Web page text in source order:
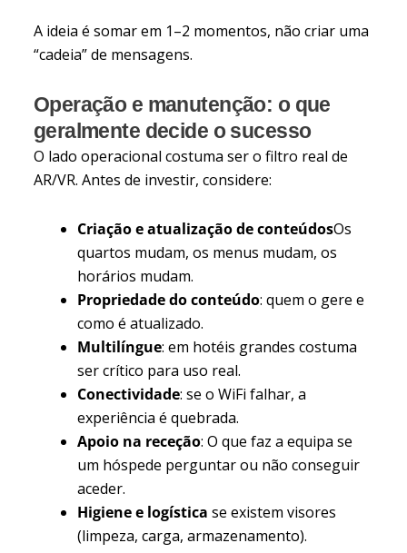
A ideia é somar em 1–2 momentos, não criar uma
“cadeia” de mensagens.
Operação e manutenção: o que
geralmente decide o sucesso
O lado operacional costuma ser o filtro real de
AR/VR. Antes de investir, considere:
Criação e atualização de conteúdosOs
quartos mudam, os menus mudam, os
horários mudam.
Propriedade do conteúdo: quem o gere e
como é atualizado.
Multilíngue: em hotéis grandes costuma
ser crítico para uso real.
Conectividade: se o WiFi falhar, a
experiência é quebrada.
Apoio na receção: O que faz a equipa se
um hóspede perguntar ou não conseguir
aceder.
Higiene e logística se existem visores
(limpeza, carga, armazenamento).